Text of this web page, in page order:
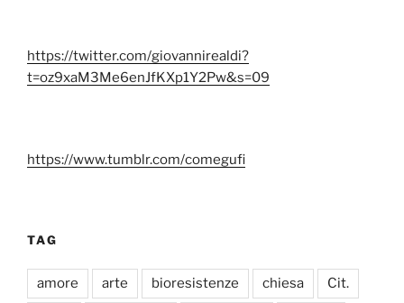
https://twitter.com/giovannirealdi?
t=oz9xaM3Me6enJfKXp1Y2Pw&s=09
https://www.tumblr.com/comegufi
TAG
amore arte bioresistenze chiesa Cit.